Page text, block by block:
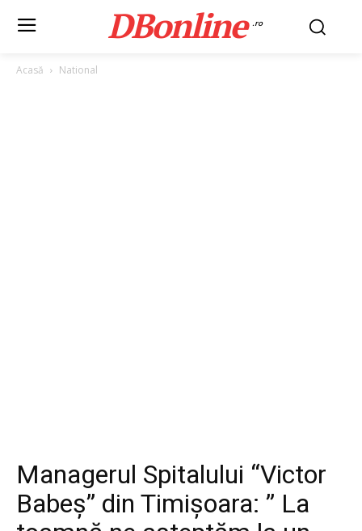
DBonline .ro
Acasă National
Managerul Spitalului “Victor
Babeș” din Timișoara: ” La